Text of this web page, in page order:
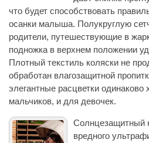
что будет способствовать
осанки малыша. Полукруглую
родители, путешествующие в
подножка в верхнем положении
Плотный текстиль коляски не
обработан влагозащитной
элегантные расцветки
мальчиков, и для девочек.
Солнцезащитный
вредного